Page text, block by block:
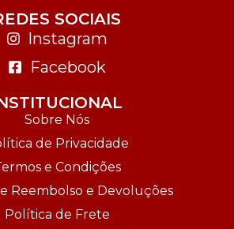
SOCIAIS
Instagram
Facebook
Sobre Nós
de Privacidade
e Condições
Reembolso e Devoluções
Política de Frete